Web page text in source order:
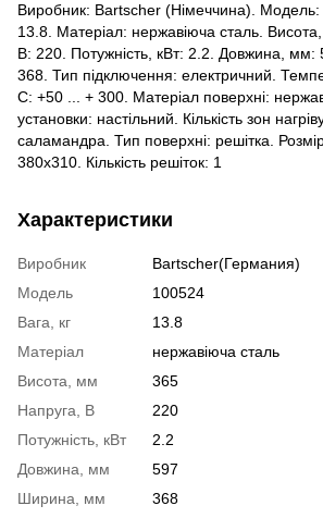
Виробник: Bartscher (Німеччина). Модель:
13.8. Матеріал: нержавіюча сталь.
В: 220. Потужність, кВт: 2.2. Довжина,
368. Тип підключення: електричний.
C: +50 ... + 300. Матеріал поверхні:
установки: настільний. Кількість зон
саламандра. Тип поверхні: решітка.
380х310. Кількість решіток: 1
Характеристики
Виробник
Bartscher(Германия)
Модель
100524
Вага, кг
13.8
Матеріал
нержавіюча сталь
Висота, мм
365
Напруга, В
220
Потужність, кВт
2.2
Довжина, мм
597
Ширина, мм
368